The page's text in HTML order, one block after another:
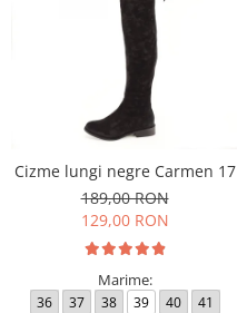
Cizme lungi negre Carmen 17
189,00 RON
129,00 RON
Marime:
36 37 38 39 40 41